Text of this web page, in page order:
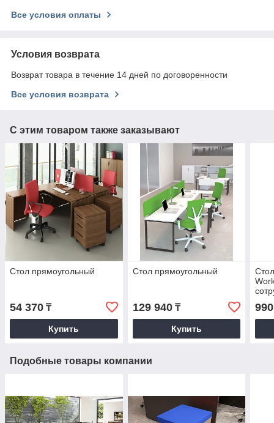
Все условия оплаты
Условия возврата
Возврат товара в течение 14 дней по договоренности
Все условия возврата
С этим товаром также заказывают
Стол прямоугольный
54 370 ₸
Купить
Стол прямоугольный
129 940₸
Купить
Подобные товары компании